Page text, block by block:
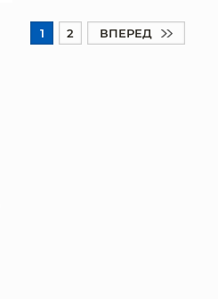
1 2 ВПЕРЕД